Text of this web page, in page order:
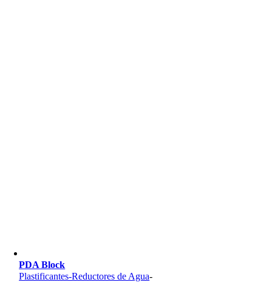
PDA Block
Plastificantes-Reductores de Agua-